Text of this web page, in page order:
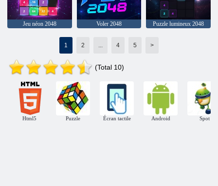
Jeu néon 2048 Voler 2048 Puzzle lumineux 2048
1 2 4 5 >
(Total 10)
Html5 Puzzle Écran tactile Android Spot